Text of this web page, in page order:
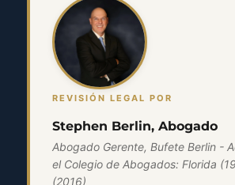
REVISIÓN LEGAL POR
Stephen Berlin, Abogado
Abogado Gerente, Bufete Berlin -
el Colegio de Abogados: Florida
(2016)